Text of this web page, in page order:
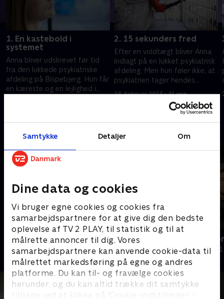
Samtykke Detaljer Om
Dine data og cookies
Vi bruger egne cookies og cookies fra
samarbejdspartnere for at give dig den bedste
oplevelse af TV 2 PLAY, til statistik og til at
målrette annoncer til dig. Vores
samarbejdspartnere kan anvende cookie-data til
målrettet markedsføring på egne og andres
platforme. Du kan til- og fravælge cookies
herunder, og du kan altid trække dit samtykke
tilbage ved at klikke på ’Cookie-indstillinger’ i
1. En kastebold i
systemet
Anna bliver udskrevet før tid
fra den lukkede psykiatriske
afdeling på Bispebjerg. Hun får
en kæreste og en lejlighed i
2. 15 sekunders fred
Efter en voldtægt bliver Anna
indlagt på en lukket psykiatrisk
afdeling. Men hun føler ikke, at
psykiatrien tager hendes
23. februar 2023 • 41 min
Pigerne på psyk
Dokumentar • 1 sæsoner
Låst inde
Dokumentar •